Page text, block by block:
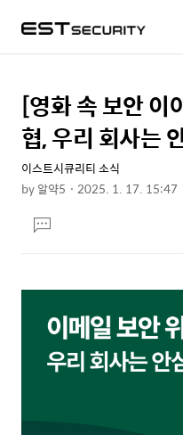
상
세
컨
텐
본
문
제
목
[영화 속 보안 이
협, 우리 회사는
이스트시큐리티 소식
by알약5 2025. 1. 17. 15:47
문댓
글